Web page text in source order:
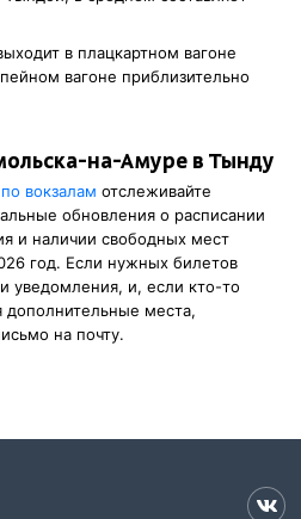
в плацкартном вагоне
вагоне приблизительно
на-Амуре в Тынду
вокзалам отслеживайте
обновления о расписании
и наличии свободных мест
год. Если нужных билетов
уведомления, и, если кто-то
дополнительные места,
на почту.